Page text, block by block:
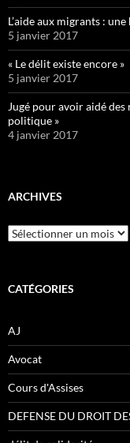
L’aide aux migrants :
5 janvier 2017
« Le délit existe encore »
5 janvier 2017
Jugé pour avoir aidé des
politique »
4 janvier 2017
ARCHIVES
Archives
CATÉGORIES
AJ
Avocat
Cours d'Assises
DEFENSE DU DROIT